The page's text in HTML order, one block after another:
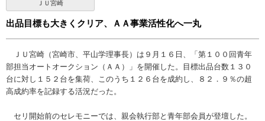
ＪＵ宮崎
出品目標も大きくクリア、ＡＡ事業活性化へ一丸
ＪＵ宮崎（宮崎市、平山学理事長）は９月１６日、「第１００回青年
部担当オートオークション（ＡＡ）」を開催した。目標出品台数１３０
台に対し１５２台を集荷、このうち１２６台を成約し、８２．９％の超
高成約率を記録する活況だった。
セリ開始前のセレモニーでは、親会執行部と青年部会員が登壇した。